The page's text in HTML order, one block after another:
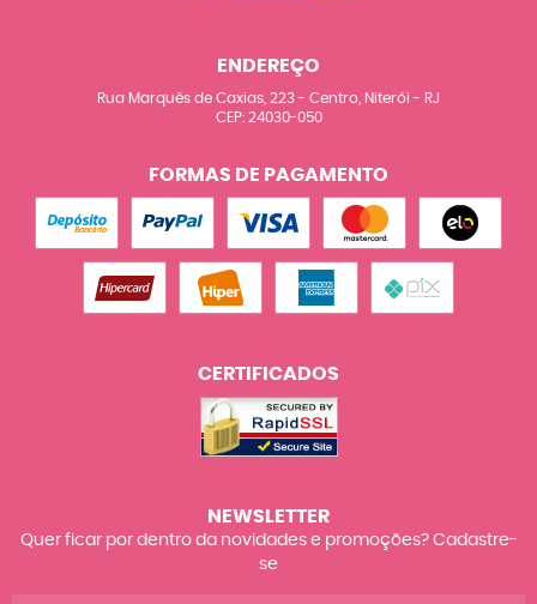
ENDEREÇO
Rua Marquês de Caxias, 223- Centro, Niterói - RJ
CEP: 24030-050
FORMAS DE PAGAMENTO
CERTIFICADOS
NEWSLETTER
Quer ficar por dentro da novidades e promoções? Cadastre-
se